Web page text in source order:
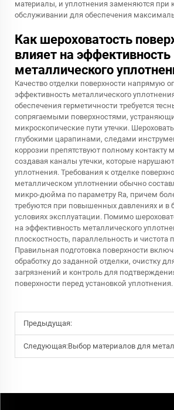
материалы, и уплотнения заменяются при
обслуживании для обеспечения
Как шероховатость
влияет на эффективность
металлического
Качество отделки поверхности напрямую
эффективность металлического
обеспечения герметичности требуется
сопрягаемыми поверхностями,
микроскопические пути утечки.
глубокими царапинами, следами
коррозии препятствуют полному контакту
создавая каналы утечки, которые
уплотнения. Требования к отделке
металлическом уплотнении обычно
микро-дюйма по параметру Ra, причем
требуются при повышенных давлениях и в
условиях эксплуатации. Помимо
на эффективность металлического
плоскостность, параллельность и чистота
Правильная подготовка поверхности
обработку до заданной отделки, очистку
загрязнений и контроль для
поверхности перед установкой уплотнения.
Предыдущая:
Следующая:Выбор материалов для металлических уплотнений в коррозионно-